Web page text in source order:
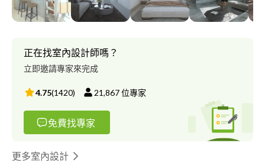
正在找室內設計師嗎？
立即邀請專家來完成
4.75(1420) 21,867位專家
免費找專家
更多室內設計